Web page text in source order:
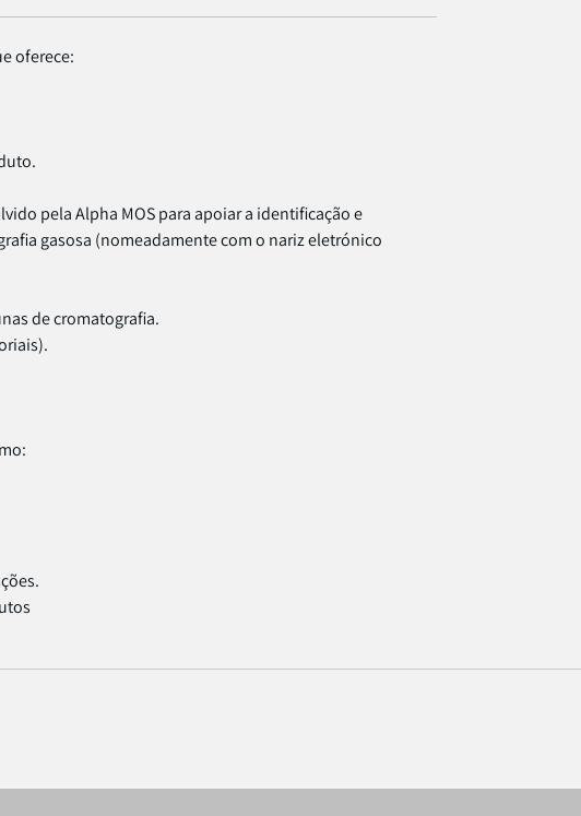
oferece:
pela Alpha MOS para apoiar a identificação e
gasosa (nomeadamente com o nariz eletrónico
de cromatografia.